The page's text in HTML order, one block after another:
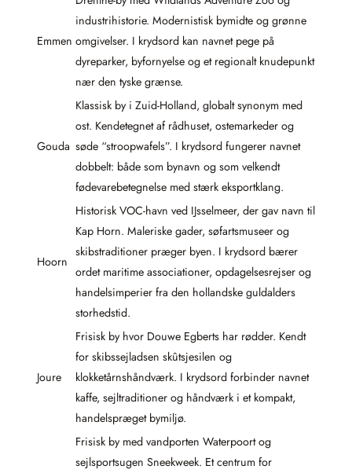
Emmen
industrihistorie. Modernistisk bymidte og grønne
omgivelser. I krydsord kan navnet pege på
dyreparker, byfornyelse og et regionalt knudepunkt
nær den tyske grænse.
Gouda
Klassisk by i Zuid-Holland, globalt synonym med
ost. Kendetegnet af rådhuset, ostemarkeder og
søde “stroopwafels”. I krydsord fungerer navnet
dobbelt: både som bynavn og som velkendt
fødevarebetegnelse med stærk eksportklang.
Hoorn
Historisk VOC-havn ved IJsselmeer, der gav navn til
Kap Horn. Maleriske gader, søfartsmuseer og
skibstraditioner præger byen. I krydsord bærer
ordet maritime associationer, opdagelsesrejser og
handelsimperier fra den hollandske guldalders
storhedstid.
Joure
Frisisk by hvor Douwe Egberts har rødder. Kendt
for skibssejladsen skûtsjesilen og
klokketårnshåndværk. I krydsord forbinder navnet
kaffe, sejltraditioner og håndværk i et kompakt,
handelspræget bymiljø.
Frisisk by med vandporten Waterpoort og
sejlsportsugen Sneekweek. Et centrum for